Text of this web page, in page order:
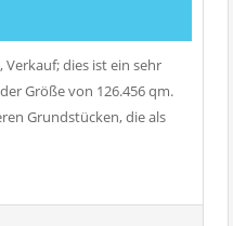
dies ist ein sehr
Größe von 126.456 qm.
Grundstücken, die als